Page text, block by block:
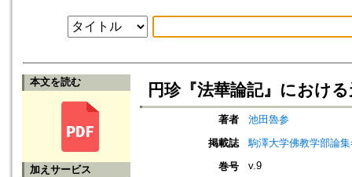
本文を読む
加えサービス
円珍『法華論記』におけ
著者
池田魯参
掲載誌
駒澤大学佛教学部論
巻号
v.9